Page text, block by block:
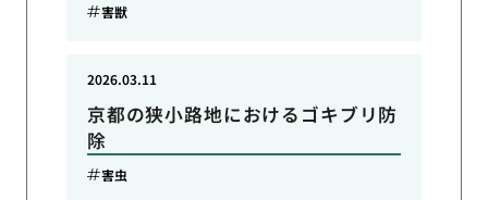
害獣
京都の狭小路地におけるゴキブリ防
除
2026.03.11
害虫